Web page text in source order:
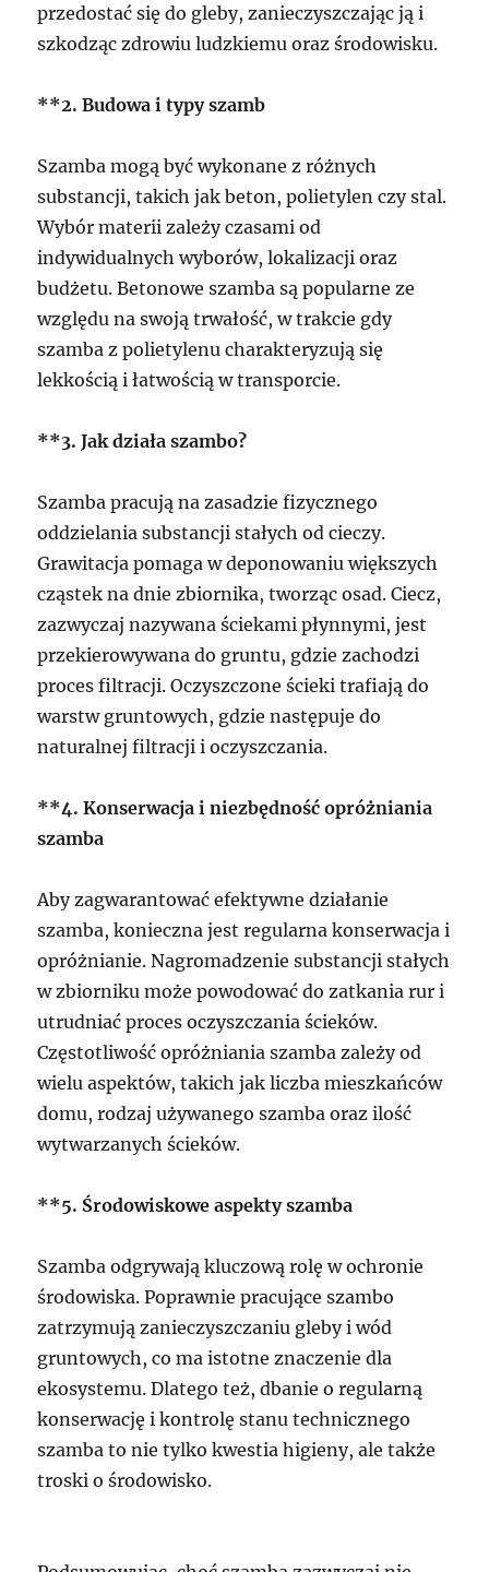
przedostać się do gleby, zanieczyszczając ją i
szkodząc zdrowiu ludzkiemu oraz środowisku.
**2. Budowa i typy szamb
Szamba mogą być wykonane z różnych
substancji, takich jak beton, polietylen czy stal.
Wybór materii zależy czasami od
indywidualnych wyborów, lokalizacji oraz
budżetu. Betonowe szamba są popularne ze
względu na swoją trwałość, w trakcie gdy
szamba z polietylenu charakteryzują się
lekkością i łatwością w transporcie.
**3. Jak działa szambo?
Szamba pracują na zasadzie fizycznego
oddzielania substancji stałych od cieczy.
Grawitacja pomaga w deponowaniu większych
cząstek na dnie zbiornika, tworząc osad. Ciecz,
zazwyczaj nazywana ściekami płynnymi, jest
przekierowywana do gruntu, gdzie zachodzi
proces filtracji. Oczyszczone ścieki trafiają do
warstw gruntowych, gdzie następuje do
naturalnej filtracji i oczyszczania.
**4. Konserwacja i niezbędność opróżniania
szamba
Aby zagwarantować efektywne działanie
szamba, konieczna jest regularna konserwacja i
opróżnianie. Nagromadzenie substancji stałych
w zbiorniku może powodować do zatkania rur i
utrudniać proces oczyszczania ścieków.
Częstotliwość opróżniania szamba zależy od
wielu aspektów, takich jak liczba mieszkańców
domu, rodzaj używanego szamba oraz ilość
wytwarzanych ścieków.
**5. Środowiskowe aspekty szamba
Szamba odgrywają kluczową rolę w ochronie
środowiska. Poprawnie pracujące szambo
zatrzymują zanieczyszczaniu gleby i wód
gruntowych, co ma istotne znaczenie dla
ekosystemu. Dlatego też, dbanie o regularną
konserwację i kontrolę stanu technicznego
szamba to nie tylko kwestia higieny, ale także
troski o środowisko.